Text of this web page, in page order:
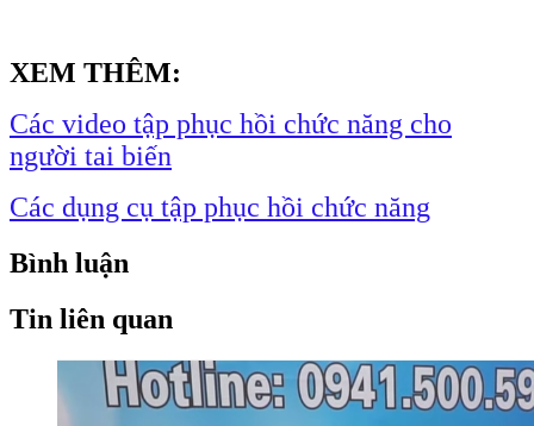
XEM THÊM:
Các video tập phục hồi chức năng cho
người tai biến
Các dụng cụ tập phục hồi chức năng
Bình luận
Tin liên quan